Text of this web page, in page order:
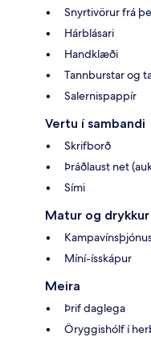
Snyrtivörur frá
Hárblásari
Handklæði
Tannburstar og
Salernispappír
Vertu í sambandi
Skrifborð
Þráðlaust net
Sími
Matur og drykkur
Míní-ísskápur
Meira
Þrif daglega
Öryggishólf í